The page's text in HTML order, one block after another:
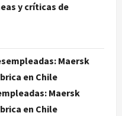
y críticas de
Maersk
en Chile